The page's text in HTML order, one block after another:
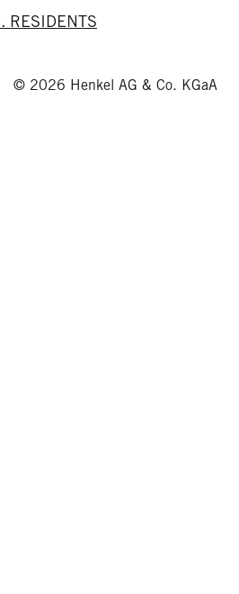
RESIDENTS
© 2026 Henkel AG & Co. KGaA